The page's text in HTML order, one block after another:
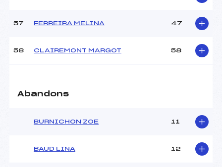
57 FERREIRA MELINA 47
58 CLAIREMONT MARGOT 58
Abandons
BURNICHON ZOE 11
BAUD LINA 12